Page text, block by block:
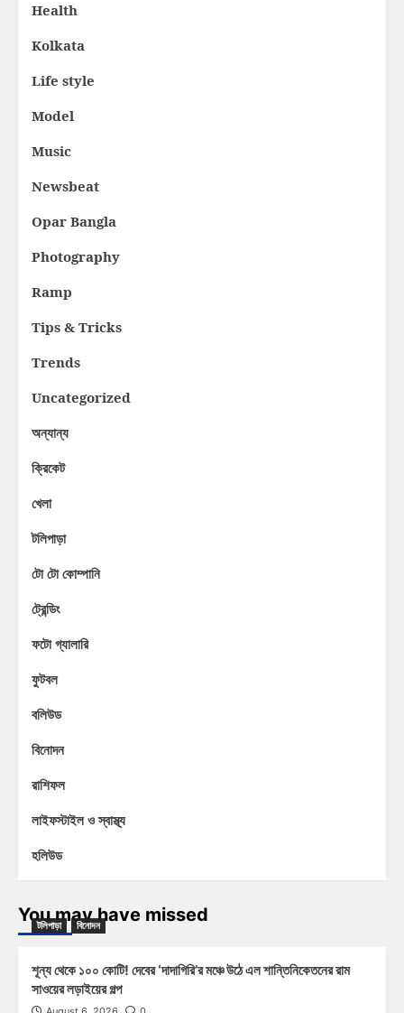
Health
Kolkata
Life style
Model
Music
Newsbeat
Opar Bangla
Photography
Ramp
Tips & Tricks
Trends
Uncategorized
অন্যান্য
ক্রিকেট
খেলা
টলিপাড়া
টো টো কোম্পানি
ট্রেন্ডিং
ফটো গ্যালারি
ফুটবল
বলিউড
বিনোদন
রাশিফল
লাইফস্টাইল ও স্বাস্থ্য
হলিউড
You may have missed
টলিপাড়া বিনোদন
শূন্য থেকে ১০০ কোটি! দেবের ‘দাদাগিরি’র মঞ্চে উঠে এল শান্তিনিকেতনের রাম
সাওয়ের লড়াইয়ের গল্প